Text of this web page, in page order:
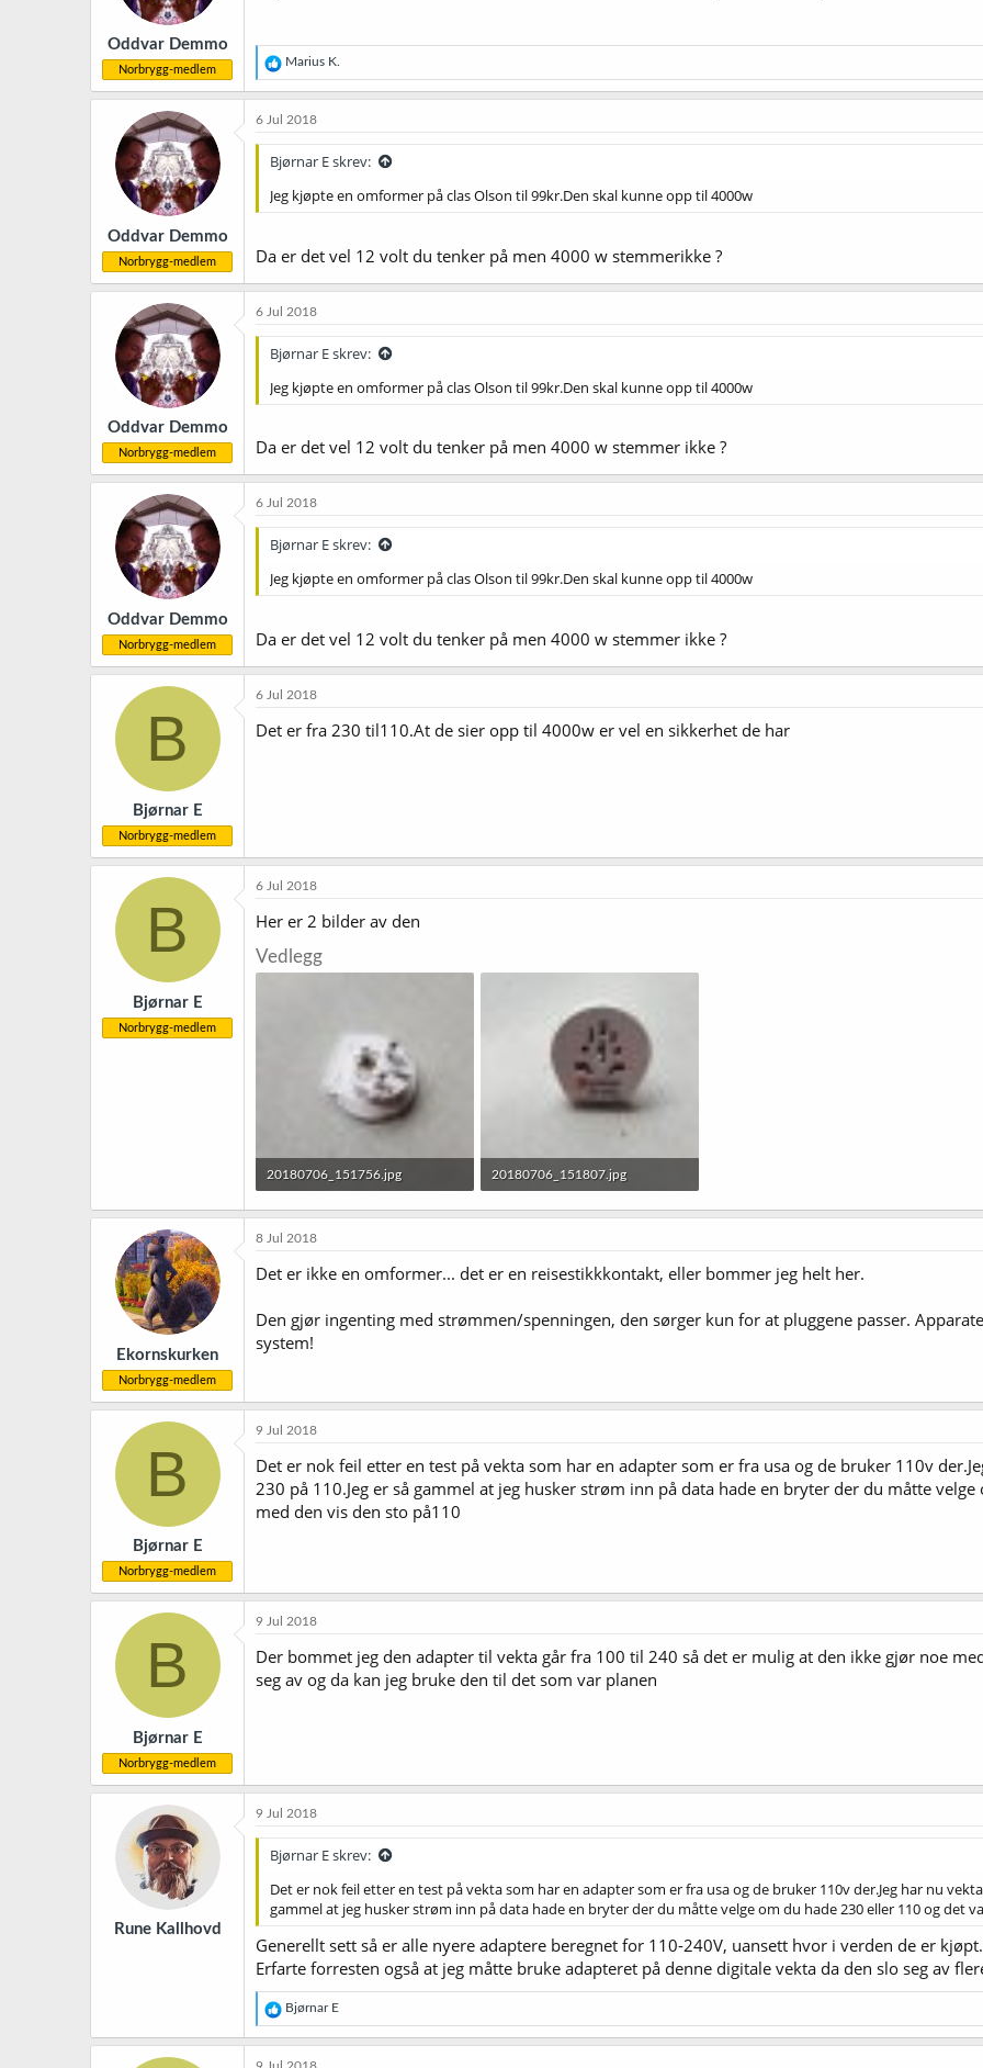
:
Oddvar Demmo
Norbrygg-medlem
R
e
a
k
j
o
e
Marius K.
Oddvar Demmo
Norbrygg-medlem
6 Jul 2018
Bjørnar E skrev:
Jeg kjøpte en omformer på clas Olson til 99kr.Den skal kunne opp til 4000w
Da er det vel 12 volt du tenker på men 4000 w stemmerikke ?
Oddvar Demmo
Norbrygg-medlem
6 Jul 2018
Bjørnar E skrev:
Jeg kjøpte en omformer på clas Olson til 99kr.Den skal kunne opp til 4000w
Da er det vel 12 volt du tenker på men 4000 w stemmer ikke ?
Oddvar Demmo
Norbrygg-medlem
6 Jul 2018
Bjørnar E skrev:
Jeg kjøpte en omformer på clas Olson til 99kr.Den skal kunne opp til 4000w
Da er det vel 12 volt du tenker på men 4000 w stemmer ikke ?
B
Bjørnar E
Norbrygg-medlem
6 Jul 2018
Det er fra 230 til110.At de sier opp til 4000w er vel en sikkerhet de har
B
Bjørnar E
Norbrygg-medlem
6 Jul 2018
Her er 2 bilder av den
Vedlegg
20180706_151756.jpg
152,2 KB · Sett: 45
20180706_151807.jpg
94,5 KB · Sett: 45
Ekornskurken
Norbrygg-medlem
8 Jul 2018
Det er ikke en omformer... det er en reisestikkkontakt, eller bommer jeg helt her.
Den gjør ingenting med strømmen/spenningen, den sørger kun for at pluggene passer.
system!
B
Bjørnar E
Norbrygg-medlem
9 Jul 2018
Det er nok feil etter en test på vekta som har en adapter som er fra usa og de bruker 110v
230 på 110.Jeg er så gammel at jeg husker strøm inn på data hade en bryter der du måtte
med den vis den sto på110
B
Bjørnar E
Norbrygg-medlem
9 Jul 2018
Der bommet jeg den adapter til vekta går fra 100 til 240 så det er mulig at den ikke gjør noe
seg av og da kan jeg bruke den til det som var planen
Rune Kallhovd
9 Jul 2018
Bjørnar E skrev:
Det er nok feil etter en test på vekta som har en adapter som er fra usa og de bruker 110v der.Jeg har nu
gammel at jeg husker strøm inn på data hade en bryter der du måtte velge om du hade 230 eller 110 og det
Generellt sett så er alle nyere adaptere beregnet for 110-240V, uansett hvor i verden de er
Erfarte forresten også at jeg måtte bruke adapteret på denne digitale vekta da den slo seg av
R
e
a
k
Bjørnar E